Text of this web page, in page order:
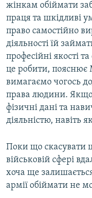
жінкам обіймати
праця та шкідливі
право самостійно
діяльності їй
професійні якості
це робити, пояснює
вимагаємо чогось
права людини. Якщо
фізичні дані та
діяльністю, навіть
Поки що скасувати
військовій сфері
хоча ще
армії обіймати не